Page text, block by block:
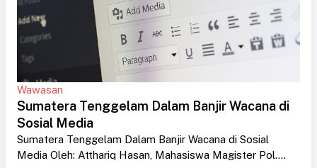
Wawasan
Sumatera Tenggelam Dalam Banjir Wacana di
Sosial Media
Sumatera Tenggelam Dalam Banjir Wacana di Sosial
Media Oleh: Atthariq Hasan, Mahasiswa Magister Pol....